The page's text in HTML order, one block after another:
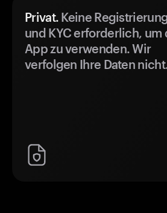
Privat. Keine
und KYC erforderlich, um
App zu verwenden. Wir
verfolgen Ihre Daten